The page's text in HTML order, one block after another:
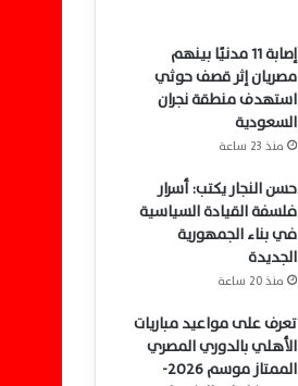
إصابة 11 مدنيًا بينهم
مصريان إثر قصف حوثي
استهدف منطقة نجران
السعودية
منذ 23 ساعة
حسن النجار يكتب: أسرار
فلسفة القيادة السياسية
في بناء الجمهورية
الجديدة
منذ 20 ساعة
تعرف على مواعيد مباريات
الأهلي بالدوري المصري
الممتاز موسم 2026-